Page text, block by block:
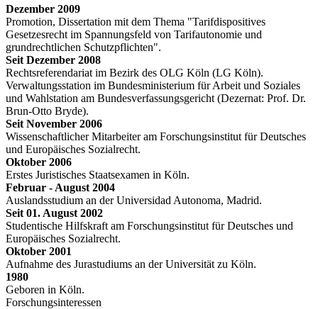
Dezember 2009
Promotion, Dissertation mit dem Thema "Tarifdispositives
Gesetzesrecht im Spannungsfeld von Tarifautonomie und
grundrechtlichen Schutzpflichten".
Seit Dezember 2008
Rechtsreferendariat im Bezirk des OLG Köln (LG Köln).
Verwaltungsstation im Bundesministerium für Arbeit und Soziales
und Wahlstation am Bundesverfassungsgericht (Dezernat: Prof. Dr.
Brun-Otto Bryde).
Seit November 2006
Wissenschaftlicher Mitarbeiter am Forschungsinstitut für Deutsches
und Europäisches Sozialrecht.
Oktober 2006
Erstes Juristisches Staatsexamen in Köln.
Februar - August 2004
Auslandsstudium an der Universidad Autonoma, Madrid.
Seit 01. August 2002
Studentische Hilfskraft am Forschungsinstitut für Deutsches und
Europäisches Sozialrecht.
Oktober 2001
Aufnahme des Jurastudiums an der Universität zu Köln.
1980
Geboren in Köln.
Forschungsinteressen